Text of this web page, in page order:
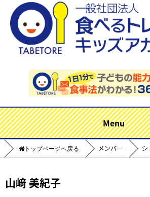
メンバー シ
山﨑 美紀子